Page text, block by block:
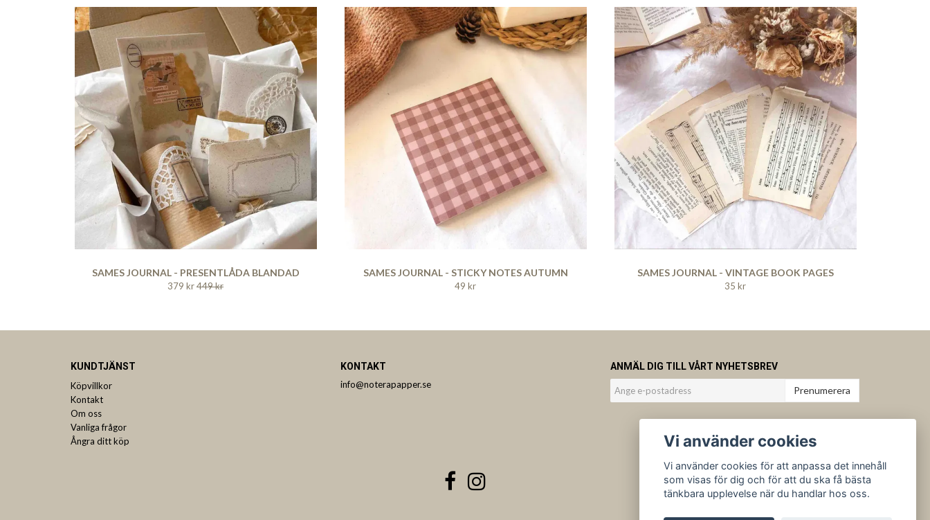
SAMES JOURNAL - PRESENTLÅDA BLANDAD
379 kr449 kr
SAMES JOURNAL - STICKY NOTES AUTUMN
49 kr
SAMES JOURNAL - VINTAGE BOOK PAGES
35 kr
KUNDTJÄNST
Köpvillkor
Kontakt
Om oss
Vanliga frågor
Ångra ditt köp
KONTAKT
info@noterapapper.se
ANMÄL DIG TILL VÅRT NYHETSBREV
Prenumerera
Vi använder cookies
Vi använder cookies för att anpassa det innehåll
som visas för dig och för att du ska få bästa
tänkbara upplevelse när du handlar hos oss.